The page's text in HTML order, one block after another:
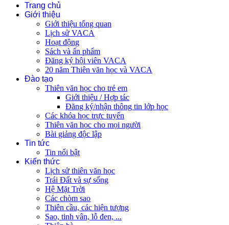
Trang chủ
Giới thiệu
Giới thiệu tổng quan
Lịch sử VACA
Hoạt động
Sách và ấn phẩm
Đăng ký hội viên VACA
20 năm Thiên văn học và VACA
Đào tạo
Thiên văn học cho trẻ em
Giới thiệu / Hợp tác
Đăng ký/nhận thông tin lớp học
Các khóa học trực tuyến
Thiên văn học cho mọi người
Bài giảng độc lập
Tin tức
Tin nổi bật
Kiến thức
Lịch sử thiên văn học
Trái Đất và sự sống
Hệ Mặt Trời
Các chòm sao
Thiên cầu, các hiện tượng
Sao, tinh vân, lỗ đen, ...